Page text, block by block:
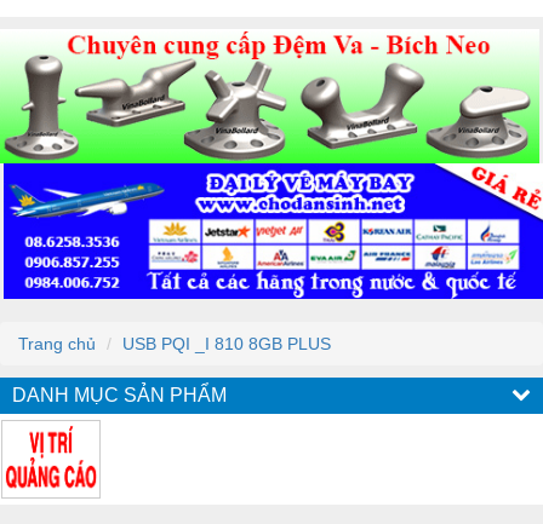
Trang chủ USB PQI _I 810 8GB PLUS
DANH MỤC SẢN PHẨM